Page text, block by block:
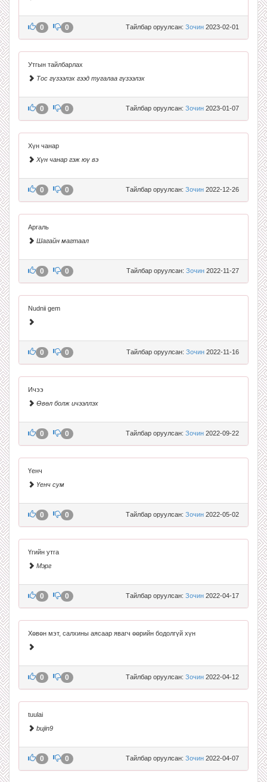
Тайлбар оруулсан: Зочин 2023-02-01
0 0
Утгын тайлбарлах
Тос гүзээлэх гээд тугалаа гүзээлэх
Тайлбар оруулсан: Зочин 2023-01-07
0 0
Хүн чанар
Хүн чанар гэж юү вэ
Тайлбар оруулсан: Зочин 2022-12-26
0 0
Аргаль
Шагайн магтаал
Тайлбар оруулсан: Зочин 2022-11-27
0 0
Nudnii gem
Тайлбар оруулсан: Зочин 2022-11-16
0 0
Ичээ
Өвөл болж ичээллэх
Тайлбар оруулсан: Зочин 2022-09-22
0 0
Үенч
Үенч сум
Тайлбар оруулсан: Зочин 2022-05-02
0 0
Үгийн утга
Мэрг
Тайлбар оруулсан: Зочин 2022-04-17
0 0
Хөвөн мэт, салхины аясаар явагч өөрийн бодолгүй хүн
Тайлбар оруулсан: Зочин 2022-04-12
0 0
tuulai
bujin9
Тайлбар оруулсан: Зочин 2022-04-07
0 0